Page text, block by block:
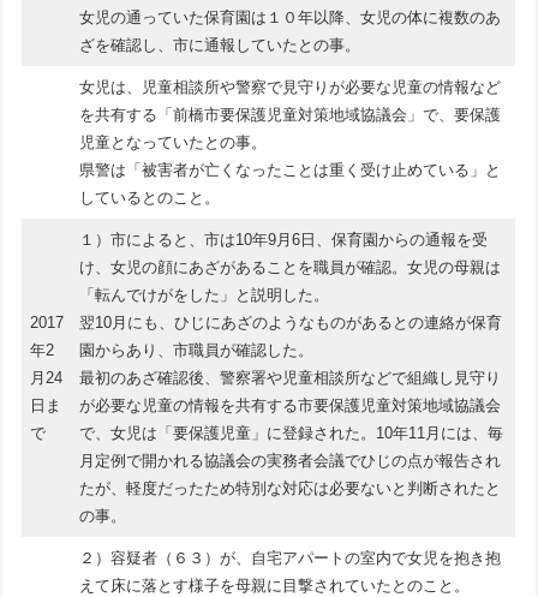
女児の通っていた保育園は１０年以降、女児の体に複数のあ
ざを確認し、市に通報していたとの事。
女児は、児童相談所や警察で見守りが必要な児童の情報など
を共有する「前橋市要保護児童対策地域協議会」で、要保護
児童となっていたとの事。
県警は「被害者が亡くなったことは重く受け止めている」と
しているとのこと。
2017
年2
月24
日ま
で
１）市によると、市は10年9月6日、保育園からの通報を受
け、女児の顔にあざがあることを職員が確認。女児の母親は
「転んでけがをした」と説明した。
翌10月にも、ひじにあざのようなものがあるとの連絡が保育
園からあり、市職員が確認した。
最初のあざ確認後、警察署や児童相談所などで組織し見守り
が必要な児童の情報を共有する市要保護児童対策地域協議会
で、女児は「要保護児童」に登録された。10年11月には、毎
月定例で開かれる協議会の実務者会議でひじの点が報告され
たが、軽度だったため特別な対応は必要ないと判断されたと
の事。
２）容疑者（６３）が、自宅アパートの室内で女児を抱き抱
えて床に落とす様子を母親に目撃されていたとのこと。